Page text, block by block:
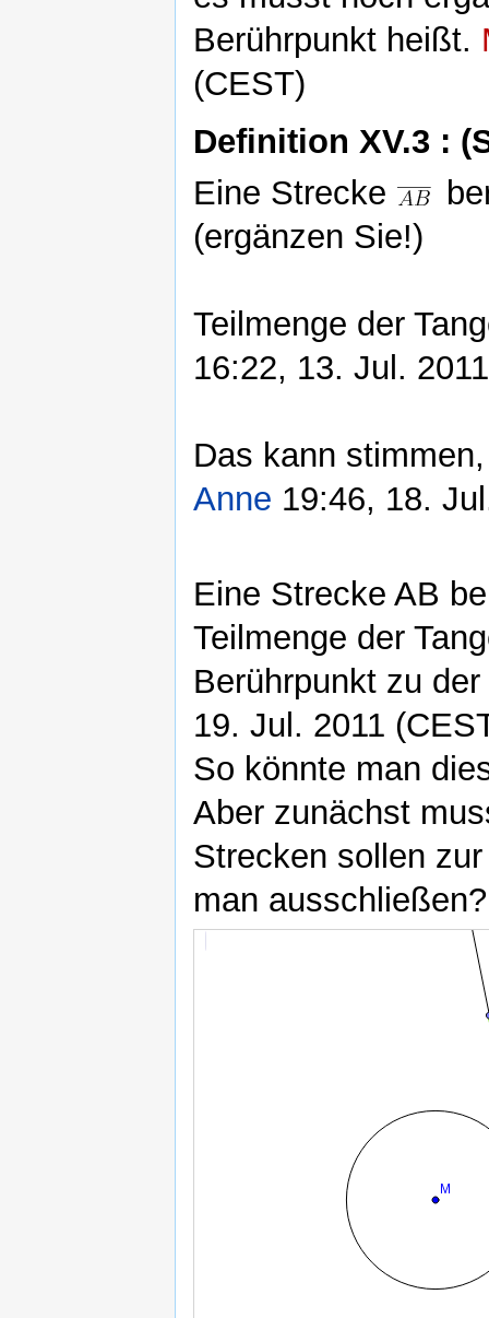
Berührpunkt heißt.
(CEST)
Definition XV.3 :
Eine Strecke
(ergänzen Sie!)
Teilmenge der
16:22, 13. Jul.
Das kann
Anne 19:46, 18.
Eine Strecke AB
Teilmenge der
Berührpunkt zu
19. Jul. 2011
So könnte man
Aber zunächst
Strecken sollen
man ausschließen?